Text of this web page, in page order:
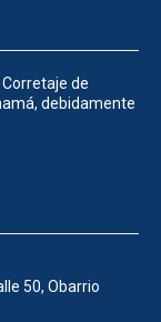
de
debidamente
50, Obarrio